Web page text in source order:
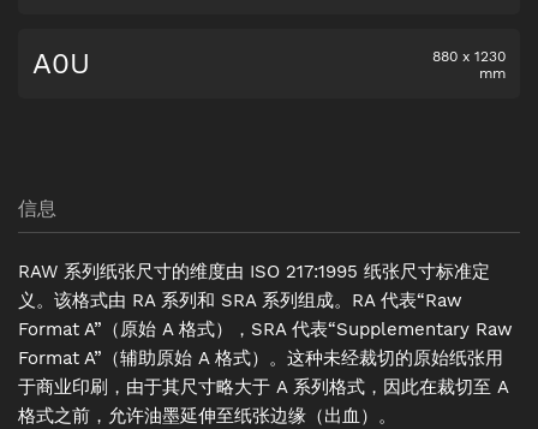
A0U 880 x 1230
mm
信息
RAW 系列纸张尺寸的维度由 ISO 217:1995 纸张尺寸标准定
义。该格式由 RA 系列和 SRA 系列组成。RA 代表“Raw
Format A”（原始 A 格式），SRA 代表“Supplementary Raw
Format A”（辅助原始 A 格式）。这种未经裁切的原始纸张用
于商业印刷，由于其尺寸略大于 A 系列格式，因此在裁切至 A
格式之前，允许油墨延伸至纸张边缘（出血）。